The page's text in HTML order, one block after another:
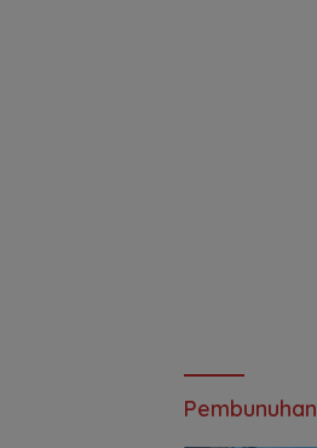
Pembunuhan